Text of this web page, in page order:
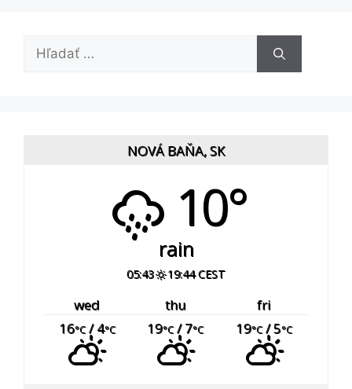
Hľadať:
NOVÁ BAŇA, SK
10°
rain
05:43 19:44 CEST
wed thu
fri
16°C/ 4°C 19°C/ 7°C 19°C/ 5°C